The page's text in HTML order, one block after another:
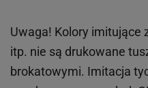
Uwaga! Kolory imitujące
itp. nie są drukowane
brokatowymi. Imitacja